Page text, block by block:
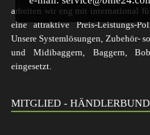
arbeiten wir eng mit international
eine attraktive Preis-Leistungs-
Unsere Systemlösungen, Zubehör-
und Midibaggern, Baggern,
eingesetzt.
MITGLIED - HÄNDLERBUND